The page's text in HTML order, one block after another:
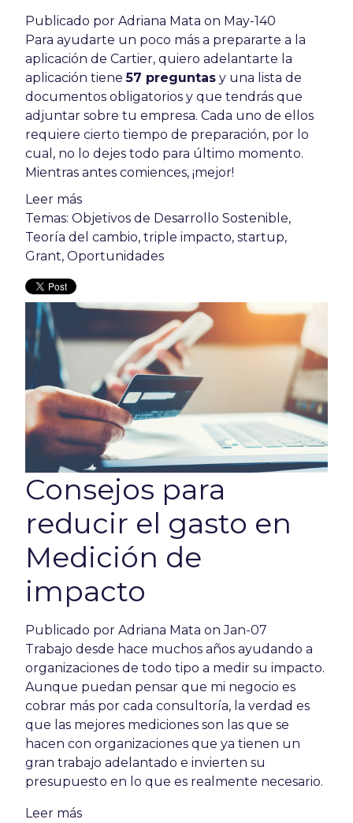
Publicado por Adriana Mata on May-140
Para ayudarte un poco más a prepararte a la
aplicación de Cartier, quiero adelantarte la
aplicación tiene57 preguntas y una lista de
documentos obligatorios y que tendrás que
adjuntar sobre tu empresa. Cada uno de ellos
requiere cierto tiempo de preparación, por lo
cual, no lo dejes todo para último momento.
Mientras antes comiences, ¡mejor!
Leer más
Temas: Objetivos de Desarrollo Sostenible,
Teoría del cambio, triple impacto, startup,
Grant, Oportunidades
Consejos para
reducir el gasto en
Medición de
impacto
Publicado por Adriana Mata on Jan-07
Trabajo desde hace muchos años ayudando a
organizaciones de todo tipo a medir su impacto.
Aunque puedan pensar que mi negocio es
cobrar más por cada consultoría, la verdad es
que las mejores mediciones son las que se
hacen con organizaciones que ya tienen un
gran trabajo adelantado e invierten su
presupuesto en lo que es realmente necesario.
Leer más